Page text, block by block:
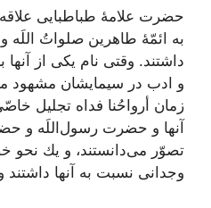
حضرت علامۀ طباطبایی
به ائمّۀ طاهرين صلواتُ اللَه
داشتند. وقتى نام يكى از
و ادب در سيمايشان مشهود
زمان أرواحُنا فداه تجليل
آنها و حضرت رسول‌اللَه و
تصوّر می‌دانستند، و يك
وجدانى نسبت به آنها